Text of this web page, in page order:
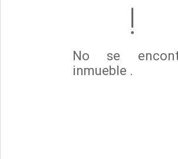
No se
inmueble .